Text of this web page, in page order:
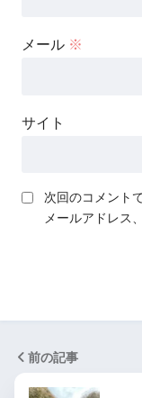
メール ※
サイト
次回のコメント
メールアドレス
前の記事